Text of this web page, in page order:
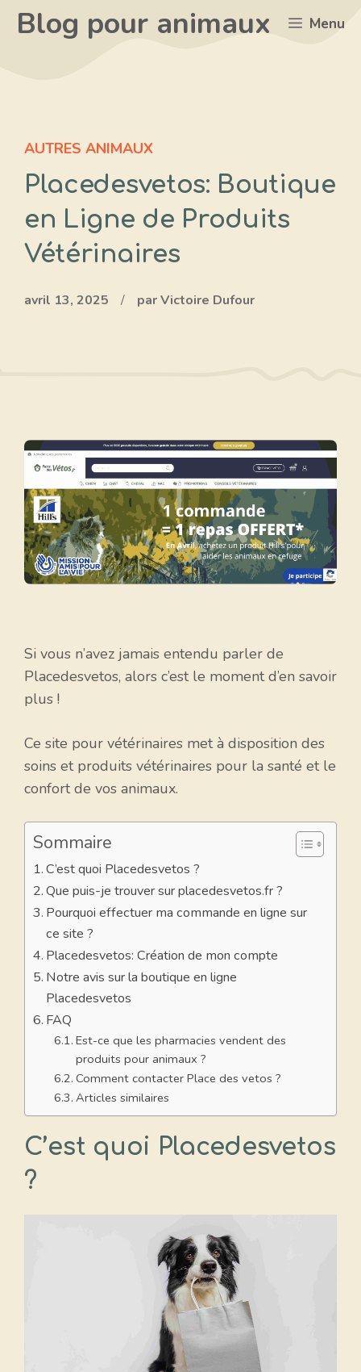
AllerBlog pour animaux Menu
AUTRES ANIMAUX
Placedesvetos: Boutique
en Ligne de Produits
Vétérinaires
avril 13, 2025 / par Victoire Dufour
Si vous n’avez jamais entendu parler de
Placedesvetos, alors c’est le moment d’en savoir
plus !
Ce site pour vétérinaires met à disposition des
soins et produits vétérinaires pour la santé et le
confort de vos animaux.
Sommaire
C’est quoi Placedesvetos ?
Que puis-je trouver sur placedesvetos.fr ?
Pourquoi effectuer ma commande en ligne sur
ce site ?
Placedesvetos: Création de mon compte
Notre avis sur la boutique en ligne
Placedesvetos
FAQ
Est-ce que les pharmacies vendent des
produits pour animaux ?
Comment contacter Place des vetos ?
Articles similaires
C’est quoi Placedesvetos
?